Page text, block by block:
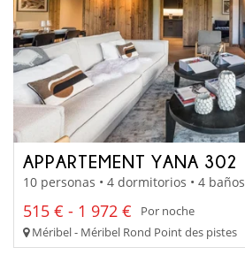
APPARTEMENT YANA 302
10 personas • 4 dormitorios • 4 baños
515 € - 1 972 €
Por noche
Méribel - Méribel Rond Point des pistes